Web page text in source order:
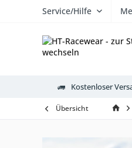
Service/Hilfe
Sporthosen Stutzen &
Kostenloser
Übersicht